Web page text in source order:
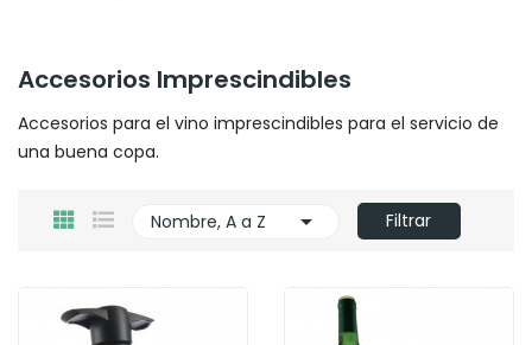
Accesorios Imprescindibles
Accesorios para el vino imprescindibles para el servicio de
una buena copa.
Nombre, A a Z  Filtrar